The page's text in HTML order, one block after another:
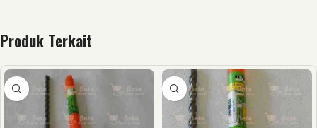
Produk Terkait